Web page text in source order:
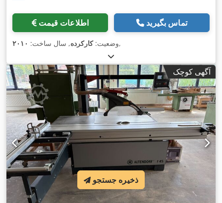
اطلاعات قیمت تماس بگیرید
وضعیت:کارکرده, سال ساخت: ۲۰۱۰ ,
آگهی کوچک
ذخیره جستجو